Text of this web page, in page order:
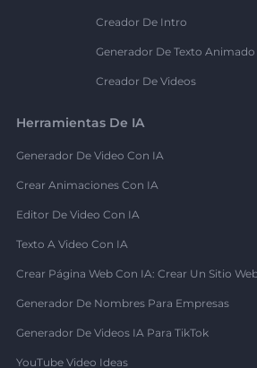
Creador De Intro
Generador De Texto Animado
Creador De Videos
Herramientas De IA
Generador De Video Con IA
Crear Animaciones Con IA
Editor De Video Con IA
Texto A Video Con IA
Crear Página Web Con IA: Crear Un Sitio
Generador De Nombres Para Empresas
Generador De Videos IA Para TikTok
YouTube Video Ideas